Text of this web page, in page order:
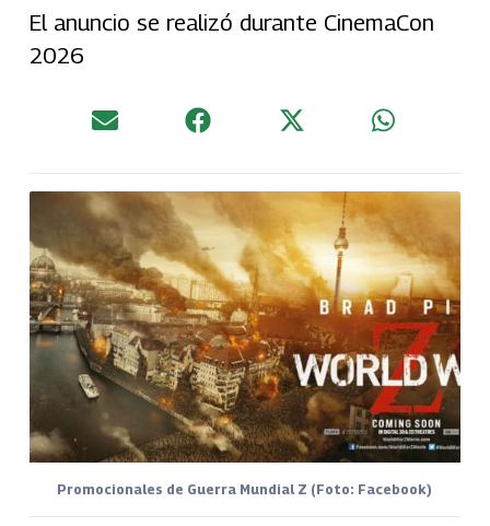
El anuncio se realizó durante CinemaCon
2026
Promocionales de Guerra Mundial Z (Foto: Facebook)